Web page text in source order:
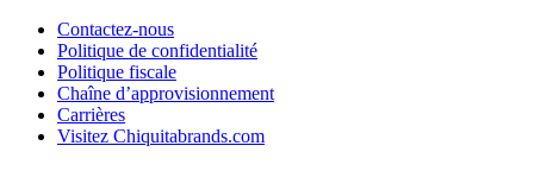
Contactez-nous
Politique de confidentialité
Politique fiscale
Chaîne d’approvisionnement
Carrières
Visitez Chiquitabrands.com